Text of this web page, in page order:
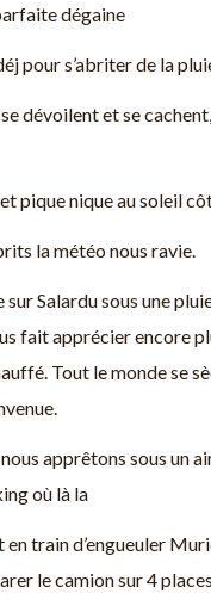
dégaine
pour s’abriter de la
dévoilent et se
pique nique au soleil
la météo nous ravie.
sur Salardu sous une
fait apprécier encore
Tout le monde se
apprêtons sous un
où là la
train d’engueuler
le camion sur 4